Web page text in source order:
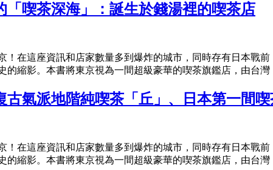
「喫茶深海」：誕生於錢湯裡的喫茶店
！在這座資訊和店家數量多到爆炸的城市，同時存有日本戰
的縮影。本書將東京視為一間超級豪華的喫茶旗鑑店，由台
古氣派地階純喫茶「丘」、日本第一間
！在這座資訊和店家數量多到爆炸的城市，同時存有日本戰
的縮影。本書將東京視為一間超級豪華的喫茶旗鑑店，由台